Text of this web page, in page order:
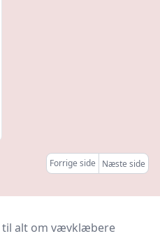
Forrige side Næste side
til alt om vævklæbere